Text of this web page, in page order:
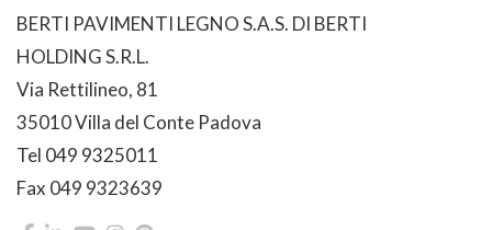
BERTI PAVIMENTI LEGNO S.A.S. DI BERTI
HOLDING S.R.L.
Via Rettilineo, 81
35010 Villa del Conte Padova
Tel 049 9325011
Fax 049 9323639